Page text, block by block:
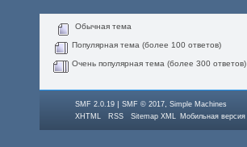
Обычная тема
Популярная тема (более 100 ответов)
Очень популярная тема (более 300 ответов)
SMF 2.0.19 |SMF © 2017,Simple Machines
XHTML
RSS Sitemap XML Мобильная версия